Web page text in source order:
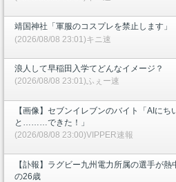
靖国神社「軍服のコスプレを禁止します」
(2026/08/08 23:01)キニ速
浪人して早稲田入学てどんなイメージ？
(2026/08/08 23:01)ふぇー速
【画像】セブンイレブンのバイト「AIに
と………できた！」
(2026/08/08 23:00)VIPPER速報
【訃報】ラグビー九州電力所属の選手が
の26歳